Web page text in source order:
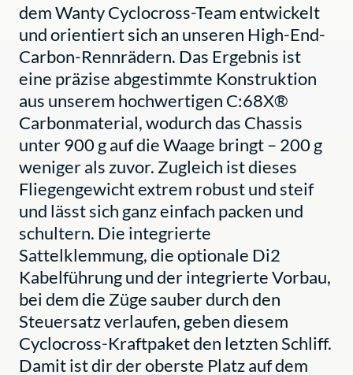
dem Wanty Cyclocross-Team entwickelt
und orientiert sich an unseren High-End-
Carbon-Rennrädern. Das Ergebnis ist
eine präzise abgestimmte Konstruktion
aus unserem hochwertigen C:68X®
Carbonmaterial, wodurch das Chassis
unter 900 g auf die Waage bringt – 200 g
weniger als zuvor. Zugleich ist dieses
Fliegengewicht extrem robust und steif
und lässt sich ganz einfach packen und
schultern. Die integrierte
Sattelklemmung, die optionale Di2
Kabelführung und der integrierte Vorbau,
bei dem die Züge sauber durch den
Steuersatz verlaufen, geben diesem
Cyclocross-Kraftpaket den letzten Schliff.
Damit ist dir der oberste Platz auf dem